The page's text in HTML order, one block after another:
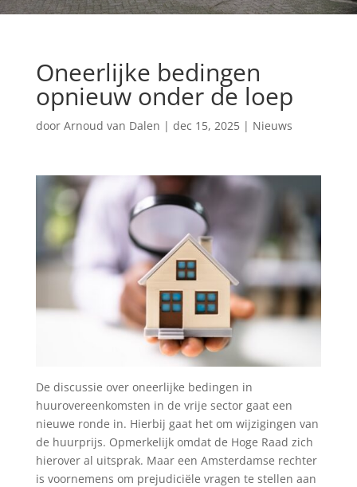
Oneerlijke bedingen
opnieuw onder de loep
door Arnoud van Dalen | dec 15, 2025| Nieuws
De discussie over oneerlijke bedingen in
huurovereenkomsten in de vrije sector gaat een
nieuwe ronde in. Hierbij gaat het om wijzigingen van
de huurprijs. Opmerkelijk omdat de Hoge Raad zich
hierover al uitsprak. Maar een Amsterdamse rechter
is voornemens om prejudiciële vragen te stellen aan